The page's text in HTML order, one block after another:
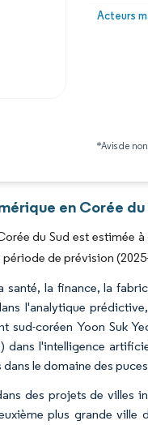
Acteurs
*Avis de
en Corée
du Sud est estimée
de prévision
santé, la finance, la
l'analytique
sud-coréen Yoon Suk
dans l'intelligence
le domaine des
des projets de villes
plus grande